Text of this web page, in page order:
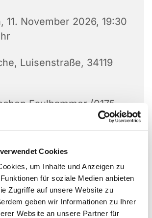
Cookies
um Inhalte und Anzeigen zu
für soziale Medien anbieten
Zugriffe auf unsere Website zu
geben wir Informationen zu Ihrer
Website an unsere Partner für
11. November 2026, 19:30
Luisenstraße, 34119
Faulhammer (0175-
geraden Kalenderwochen und
trifft sich der
der Kantorei
intensiver Probenarbeit.